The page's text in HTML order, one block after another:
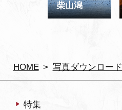
HOME 写真ダウンロード
柴山潟
特集